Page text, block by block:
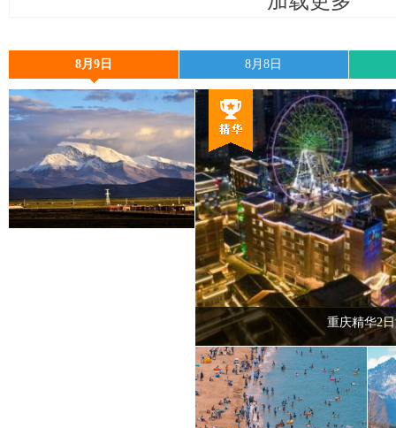
8月9日 8月8日
重庆精华2